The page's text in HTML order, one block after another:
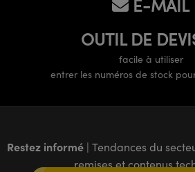
E-MAIL
OUTIL DE
facile à utiliser
entrer les numéros de stock
Restez informé | Tendances du
remises et contenus